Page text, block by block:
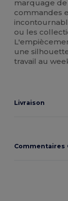
marquage
commandes
ou les
une
travail au
Livraison
Commentaires